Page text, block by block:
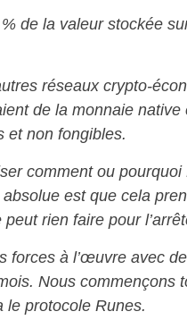
de la valeur stockée
réseaux crypto-
de la monnaie
et non fongibles.
comment ou
est que cela
rien faire pour
forces à l’œuvre avec
Nous commençons
le protocole Runes.